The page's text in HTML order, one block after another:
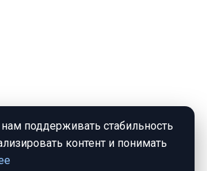
поддерживать стабильность
контент и понимать